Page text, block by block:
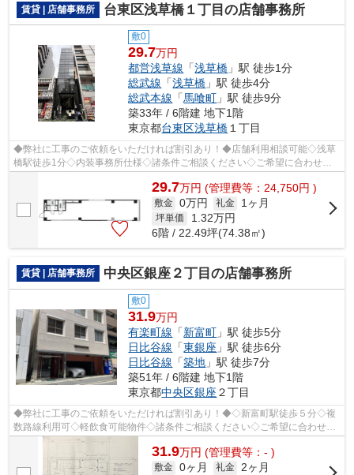
賃貸 | 店舗事務所 台東区浅草橋１丁目の店舗事務所
敷0
29.7万円
都営浅草線 「浅草橋 」駅 徒歩1分
総武線 「浅草橋 」駅 徒歩4分
総武本線 「馬喰町 」駅 徒歩9分
築33年 / 6階建 地下1階
東京都台東区浅草橋１丁目
◆弊社に工事のご依頼をいただければ割引あり！◆店舗利用相談可能◇浅草
橋駅徒歩1分◇内装事務所仕様◇諸条件ご相談ください◇ご希望に合わせて
29.7万円 (管理費等：24,750円 )
敷金 0万円 礼金 1ヶ月
坪単価 1.32万円
6階 / 22.49坪(74.38㎡)
賃貸 | 店舗事務所 中央区銀座２丁目の店舗事務所
敷0
31.9万円
有楽町線 「新富町 」駅 徒歩5分
日比谷線 「東銀座 」駅 徒歩6分
日比谷線 「築地 」駅 徒歩7分
築51年 / 6階建 地下1階
東京都中央区銀座 ２丁目
◆弊社に工事のご依頼をいただければ割引あり！◆◇新富町駅徒歩５分◇複
数路線利用可◇軽飲食可能物件◇諸条件ご相談ください◇ご希望に合わせて
物件のご提案が可能です◇お気軽にお問い合わ...
31.9万円 (管理費等：- )
敷金 0ヶ月 礼金 2ヶ月